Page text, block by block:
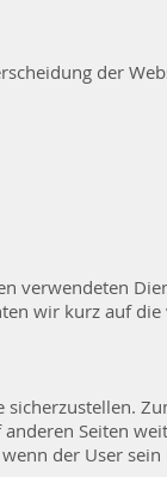
der
verwendeten
wir kurz auf die
Seiten
der User